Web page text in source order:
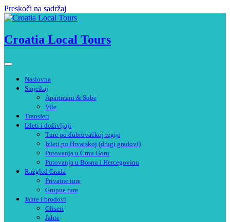
Preskoči na sadržaj
Croatia Local Tours
Naslovna
Smještaj
Apartmani & Sobe
Vile
Transferi
Izleti i doživljaji
Ture po dubrovačkoj regiji
Izleti po Hrvatskoj (drugi gradovi)
Putovanja u Crnu Goru
Putovanja u Bosnu i Hercegovinu
Razgled Grada
Privatne ture
Grupne ture
Jahte i brodovi
Gliseri
Jahte